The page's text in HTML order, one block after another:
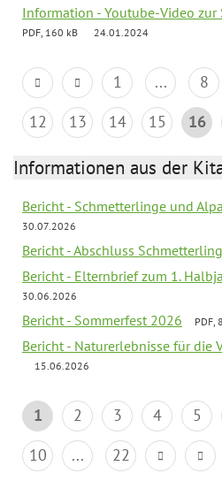
Information - Youtube-Video
PDF, 160 kB 24.01.2024
1 ... 8
12
13 14 15 16
Informationen aus der
Bericht - Schmetterlinge und
30.07.2026
Bericht - Abschluss
Bericht - Elternbrief zum 1.
30.06.2026
Bericht - Sommerfest 2026 PDF,
Bericht - Naturerlebnisse für die
15.06.2026
1 2 3 4 5
10
... 22